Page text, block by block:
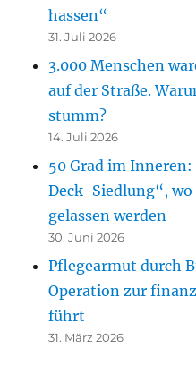
hassen“
31. Juli 2026
3.000 Menschen
auf der Straße.
stumm?
14. Juli 2026
50 Grad im
Deck-Siedlung“,
gelassen werden
30. Juni 2026
Pflegearmut durch
Operation zur
führt
31. März 2026